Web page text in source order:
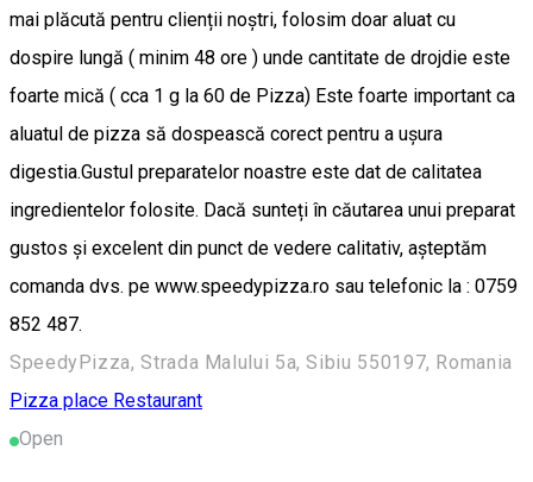
mai plăcută pentru clienții noștri, folosim doar aluat cu
dospire lungă ( minim 48 ore ) unde cantitate de drojdie este
foarte mică ( cca 1 g la 60 de Pizza) Este foarte important ca
aluatul de pizza să dospească corect pentru a ușura
digestia.Gustul preparatelor noastre este dat de calitatea
ingredientelor folosite. Dacă sunteți în căutarea unui preparat
gustos și excelent din punct de vedere calitativ, așteptăm
comanda dvs. pe www.speedypizza.ro sau telefonic la : 0759
852 487.
SpeedyPizza, Strada Malului 5a, Sibiu 550197, Romania
Pizza place Restaurant
Open